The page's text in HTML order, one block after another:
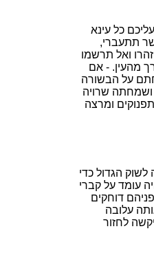
כל עינא
תתעברי,
ואל תרשמו
מהעין. - אם
על הבשורה
ושמחתה שרויה
ומרצה
הגדול כדי
עומד על קברי
דוחקים
עלובה
לחזור